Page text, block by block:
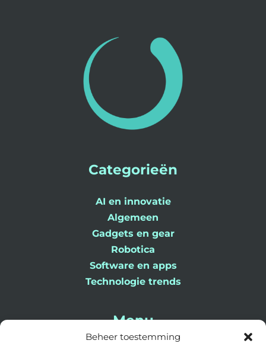
Beheer toestemming
Categorieën
AI en innovatie
Algemeen
Gadgets en gear
Robotica
Software en apps
Technologie trends
Menu